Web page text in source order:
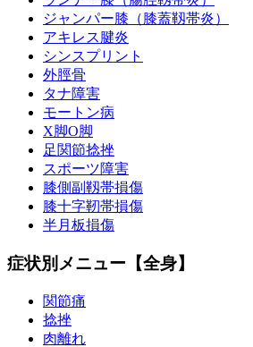
ジャンパー膝（膝蓋靱帯炎）
アキレス腱炎
シンスプリント
外脛骨
タナ障害
モートン病
X脚O脚
足関節捻挫
スポーツ障害
膝側副靱帯損傷
膝十字靭帯損傷
半月板損傷
症状別メニュー【全身】
関節痛
捻挫
肉離れ